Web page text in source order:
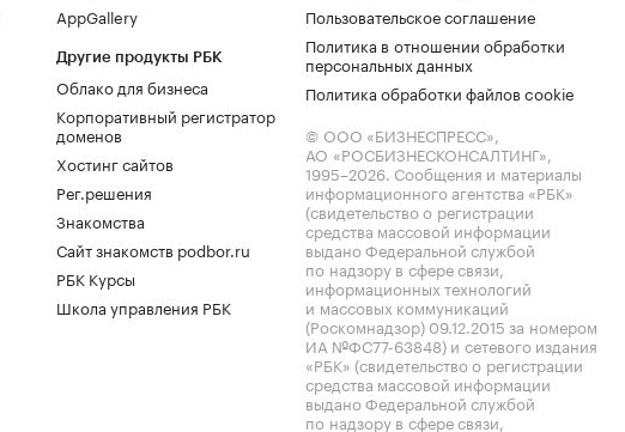
AppGallery
Другие продукты РБК
Облако для бизнеса
Корпоративный регистратор
доменов
Хостинг сайтов
Рег.решения
Знакомства
Сайт знакомств podbor.ru
РБК Курсы
Школа управления РБК
Пользовательское соглашение
Политика в отношении обработки
персональных данных
Политика обработки файлов cookie
© ООО «БИЗНЕСПРЕСС»,
АО «РОСБИЗНЕСКОНСАЛТИНГ»,
1995–2026. Сообщения и материалы
информационного агентства «РБК»
(свидетельство о регистрации
средства массовой информации
выдано Федеральной службой
по надзору в сфере связи,
информационных технологий
и массовых коммуникаций
(Роскомнадзор) 09.12.2015 за номером
ИА №ФС77-63848) и сетевого издания
«РБК» (свидетельство о регистрации
средства массовой информации
выдано Федеральной службой
по надзору в сфере связи,